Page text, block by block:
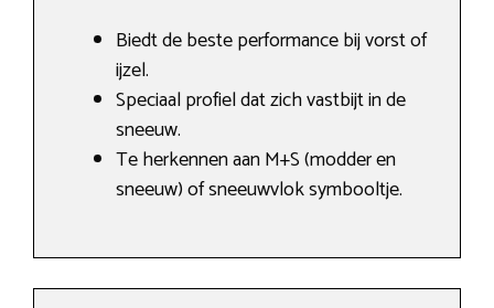
Biedt de beste performance bij vorst of
ijzel.
Speciaal profiel dat zich vastbijt in de
sneeuw.
Te herkennen aan M+S (modder en
sneeuw) of sneeuwvlok symbooltje.